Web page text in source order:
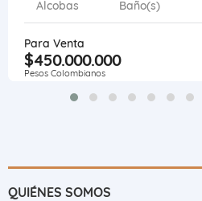
Alcobas Baño(s)
Para Venta
$450.000.000
Pesos Colombianos
QUIÉNES SOMOS